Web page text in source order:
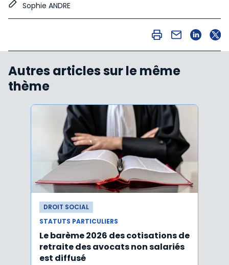
Sophie ANDRE
Autres articles sur le même
thème
DROIT SOCIAL
STATUTS PARTICULIERS
Le barème 2026 des cotisations de
retraite des avocats non salariés
est diffusé